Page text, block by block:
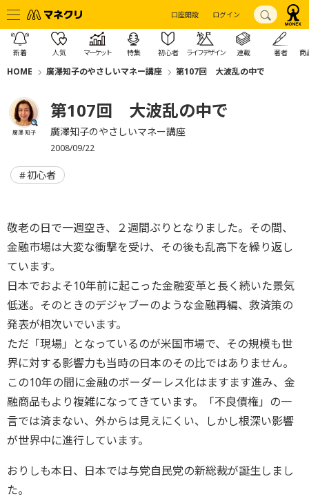
口座開設 ログイン
新着 人気 マーケット 特集 初心者 ライフデザイン 連載 著者 商
HOME 廣澤知子のやさしいマネー講座 第107回 大波乱の中で
廣澤 知子
第107回 大波乱の中で
廣澤知子のやさしいマネー講座
2008/09/22
初心者
敬老の日で一週空き、２週間ぶりとなりました。その間、
金融市場は大変な衝撃を受け、その後も乱高下を繰り返し
ています。
日本でおよそ10年前に起こった金融変革と長く続いた景気
低迷。そのときのデジャブーのような金融再編、救済策の
発表が相次いでいます。
ただ「現場」となっているのが米国市場で、その規模も世
界に対する影響力も当時の日本のその比ではありません。
この10年の間に金融のボーダーレス化はますます進み、金
融商品もより複雑になってきています。「不良債権」の一
言では済まない、外からは見えにくい、しかし根深い影響
が世界中に進行しています。
おりしも本日、日本では与党自民党の新総裁が誕生しまし
た。